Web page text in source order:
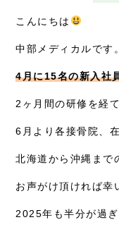
美容鍼・コルギ
お知らせ
こんにちは
中部メディカルです。
4月に15名の新入社
2ヶ月間の研修を経て
6月より各接骨院、
北海道から沖縄まで
お声がけ頂ければ幸
2025年も半分が過